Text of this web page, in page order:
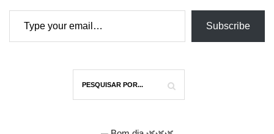
Type your email…
Subscribe